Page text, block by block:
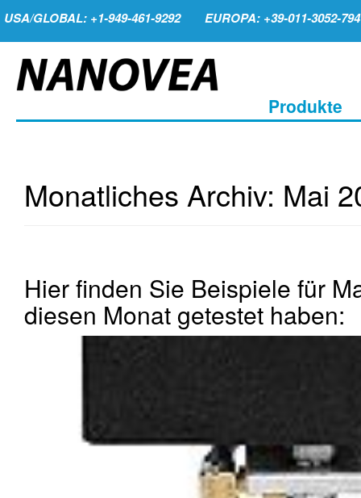
USA/GLOBAL: +1-949-461-9292 EUROPA: +39-011-3052-794
Produkte
Monatliches Archiv: Mai
Hier finden Sie Beispiele für
diesen Monat getestet haben: